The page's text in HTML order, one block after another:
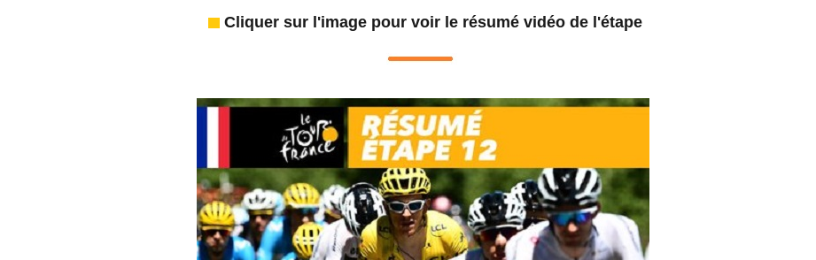
Cliquer sur l'image pour voir le résumé vidéo de l'étape